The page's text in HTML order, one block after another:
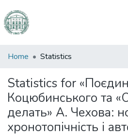
Communities
Collections
All of DSpace
Home Statistics
Statistics for
Коцюбинського та
делать» А. Чехова:
хронотопічність i